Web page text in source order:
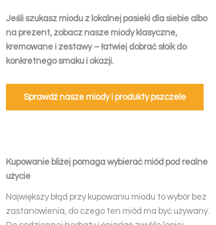
Jeśli szukasz miodu z lokalnej pasieki dla siebie albo
na prezent, zobacz nasze miody klasyczne,
kremowane i zestawy – łatwiej dobrać słoik do
konkretnego smaku i okazji.
Sprawdź nasze miody i produkty pszczele
Kupowanie bliżej pomaga wybierać miód pod realne
użycie
Największy błąd przy kupowaniu miodu to wybór bez
zastanowienia, do czego ten miód ma być używany.